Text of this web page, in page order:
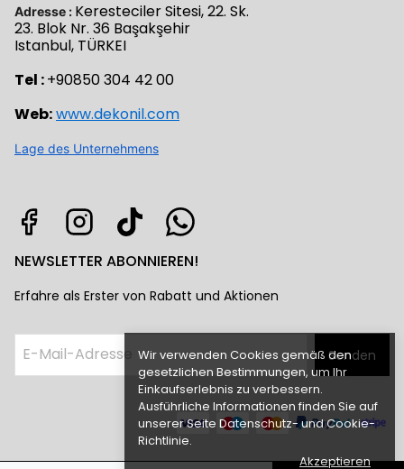
Wir verwenden Cookies gemäß den
gesetzlichen Bestimmungen, um Ihr
Einkaufserlebnis zu verbessern.
Ausführliche Informationen finden Sie auf
unserer Seite Datenschutz- und Cookie-
Richtlinie.
Akzeptieren
Adresse : Keresteciler Sitesi, 22. Sk.
23. Blok Nr. 36 Başakşehir
Istanbul, TÜRKEI
Tel :+90850 304 42 00
Web:www.dekonil.com
Lage des Unternehmens
NEWSLETTER ABONNIEREN!
Erfahre als Erster von Rabatt und Aktionen
Senden